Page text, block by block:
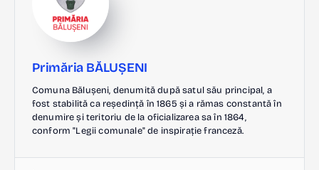
Primăria BĂLUȘENI
Comuna Bălușeni, denumită după satul său principal, a
fost stabilită ca reședință în 1865 și a rămas constantă în
denumire și teritoriu de la oficializarea sa în 1864,
conform "Legii comunale" de inspirație franceză.